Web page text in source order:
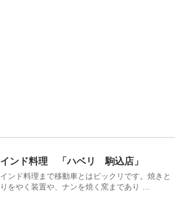
インド料理 「ハベリ 駒込店」
インド料理まで移動車とはビックリです。焼きと
りをやく装置や、ナンを焼く窯まであり ...